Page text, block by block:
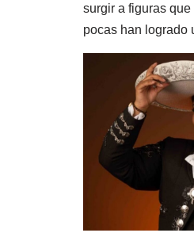
surgir a figuras
pocas han logrado